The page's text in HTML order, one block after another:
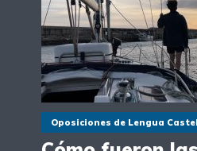
Oposiciones de Lengua